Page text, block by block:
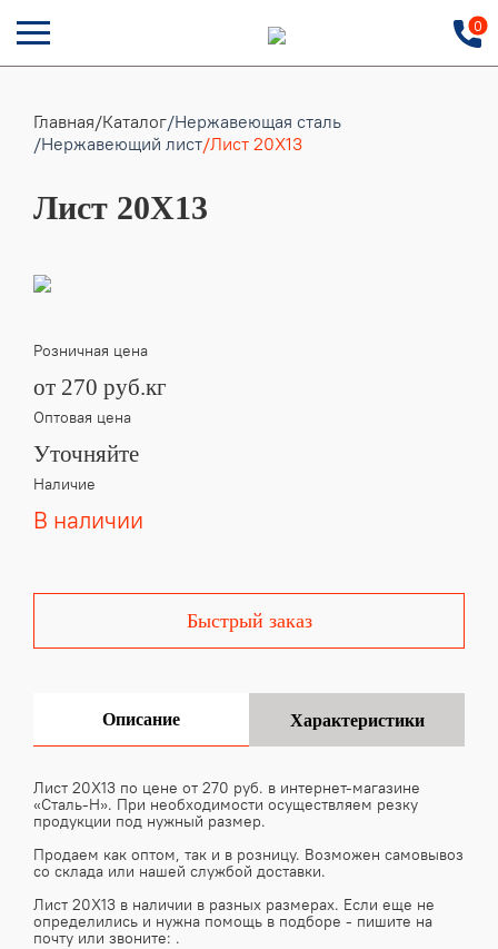
0
Главная/Каталог/Нержавеющая сталь
/Нержавеющий лист/Лист 20Х13
Лист 20Х13
Розничная цена
от 270 руб.кг
Оптовая цена
Уточняйте
Наличие
В наличии
Быстрый заказ
Описание Характеристики
Лист 20Х13 по цене от 270 руб. в интернет-магазине
«Сталь-Н». При необходимости осуществляем резку
продукции под нужный размер.
Продаем как оптом, так и в розницу. Возможен самовывоз
со склада или нашей службой доставки.
Лист 20Х13 в наличии в разных размерах. Если еще не
определились и нужна помощь в подборе - пишите на
почту или звоните: .